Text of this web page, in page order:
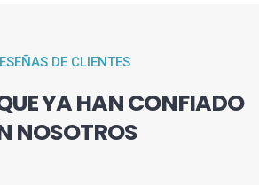
DE CLIENTES
YA HAN CONFIADO
NOSOTROS